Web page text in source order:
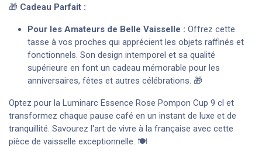
🎁 Cadeau Parfait :
Pour les Amateurs de Belle Vaisselle : Offrez cette
tasse à vos proches qui apprécient les objets raffinés et
fonctionnels. Son design intemporel et sa qualité
supérieure en font un cadeau mémorable pour les
anniversaires, fêtes et autres célébrations. 🎁
Optez pour la Luminarc Essence Rose Pompon Cup 9 cl et
transformez chaque pause café en un instant de luxe et de
tranquillité. Savourez l'art de vivre à la française avec cette
pièce de vaisselle exceptionnelle. 🍽️